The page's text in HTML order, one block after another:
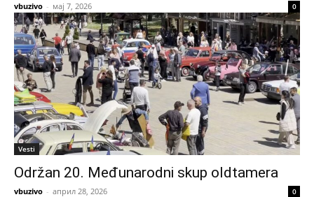
vbuzivo - мај 7, 2026 0
Vesti
Održan 20. Međunarodni skup oldtamera
vbuzivo - април 28, 2026 0